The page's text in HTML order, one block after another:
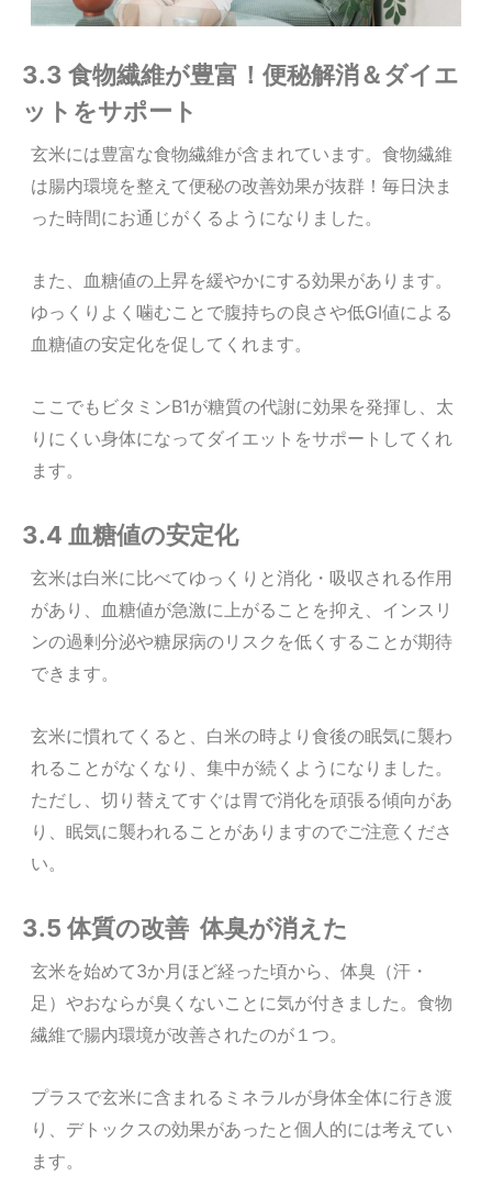
3.3 食物繊維が豊富！便秘解消＆ダイエ
ットをサポート
玄米には豊富な食物繊維が含まれています。食物繊維
は腸内環境を整えて便秘の改善効果が抜群！毎日決ま
った時間にお通じがくるようになりました。
また、血糖値の上昇を緩やかにする効果があります。
ゆっくりよく噛むことで腹持ちの良さや低GI値による
血糖値の安定化を促してくれます。
ここでもビタミンB1が糖質の代謝に効果を発揮し、太
りにくい身体になってダイエットをサポートしてくれ
ます。
3.4 血糖値の安定化
玄米は白米に比べてゆっくりと消化・吸収される作用
があり、血糖値が急激に上がることを抑え、インスリ
ンの過剰分泌や糖尿病のリスクを低くすることが期待
できます。
玄米に慣れてくると、白米の時より食後の眠気に襲わ
れることがなくなり、集中が続くようになりました。
ただし、切り替えてすぐは胃で消化を頑張る傾向があ
り、眠気に襲われることがありますのでご注意くださ
い。
3.5 体質の改善 体臭が消えた
玄米を始めて3か月ほど経った頃から、体臭（汗・
足）やおならが臭くないことに気が付きました。食物
繊維で腸内環境が改善されたのが１つ。
プラスで玄米に含まれるミネラルが身体全体に行き渡
り、デトックスの効果があったと個人的には考えてい
ます。